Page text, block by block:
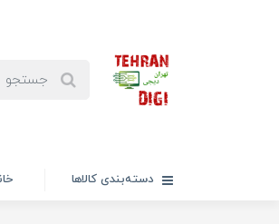
دسته‌بندی کالاها